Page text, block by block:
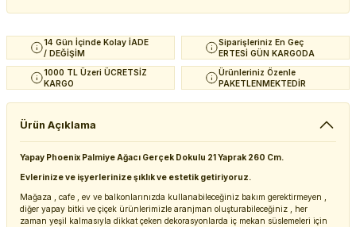
14 Gün İçinde Kolay İADE
/ DEĞİŞİM
Siparişleriniz En Geç
ERTESİ GÜN KARGODA
1000 TL Üzeri ÜCRETSİZ
KARGO
Ürünleriniz Özenle
PAKETLENMEKTEDİR
Ürün Açıklama
Yapay Phoenix Palmiye Ağacı Gerçek Dokulu 21 Yaprak 260 Cm.
Evlerinize ve işyerlerinize şıklık ve estetik getiriyoruz.
Mağaza , cafe , ev ve balkonlarınızda kullanabileceğiniz bakım gerektirmeyen ,
diğer yapay bitki ve çiçek ürünlerimizle aranjman oluşturabileceğiniz , her
zaman yeşil kalmasıyla dikkat çeken dekorasyonlarda iç mekan süslemeleri için